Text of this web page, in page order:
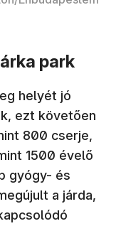
park
helyét jó
ezt követően
800 cserje,
1500 évelő
gyógy- és
a járda,